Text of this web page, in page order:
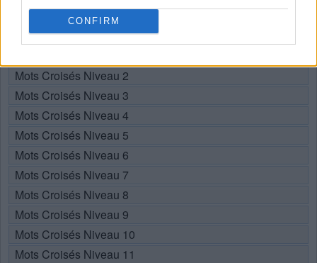
CONFIRM
puzzle:
Choisissez votre niveau:
Mots Croisés Niveau 2
Mots Croisés Niveau 3
Mots Croisés Niveau 4
Mots Croisés Niveau 5
Mots Croisés Niveau 6
Mots Croisés Niveau 7
Mots Croisés Niveau 8
Mots Croisés Niveau 9
Mots Croisés Niveau 10
Mots Croisés Niveau 11